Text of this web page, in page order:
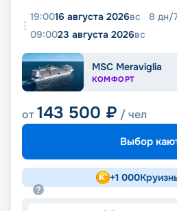
19:0016 августа 2026вс 8 дн/
09:0023 августа 2026вс
MSC Meraviglia
КОМФОРТ
от143 500 ₽ / чел
Выбор
+1 000